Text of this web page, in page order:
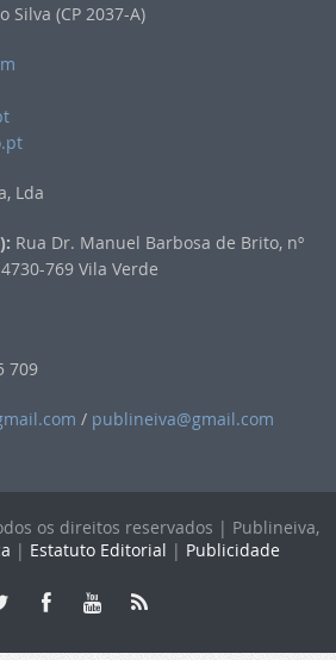
Silva (CP 2037-A)
Lda
Rua Dr. Manuel Barbosa de Brito, nº
769 Vila Verde
709
/ publineiva@gmail.com
os direitos reservados | Publineiva,
| Estatuto Editorial | Publicidade